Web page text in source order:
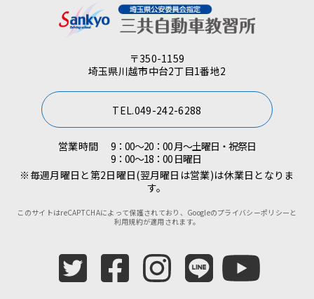
〒350-1159
埼玉県川越市中台2丁目1番地2
TEL.049-242-6288
営業時間
9：00～20：00 月～土曜日・祝祭日
9：00～18：00 日曜日
※毎週月曜日と第2日曜日(翌月曜日は営業)は休業日となりま
す。
このサイトはreCAPTCHAによって保護されており、Googleのプライバシーポリシー と
利用規約が適用されます。